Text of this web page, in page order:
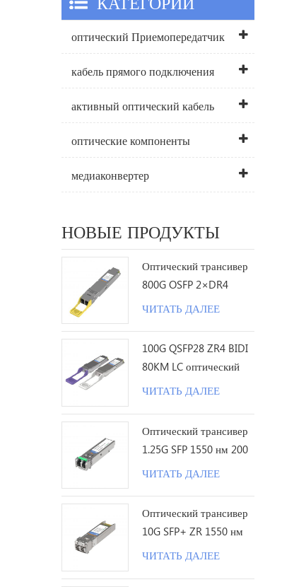
оптический Приемопередатчик
кабель прямого подключения
активный оптический кабель
оптические компоненты
медиаконвертер
НОВЫЕ ПРОДУКТЫ
Оптический трансивер
800G OSFP 2×DR4
1310nm 500M MPO12 с
ЧИТАТЬ ДАЛЕЕ
100G QSFP28 ZR4 BIDI
80KM LC оптический
трансивер
ЧИТАТЬ ДАЛЕЕ
Оптический трансивер
1.25G SFP 1550 нм 200
км LC
ЧИТАТЬ ДАЛЕЕ
Оптический трансивер
10G SFP+ ZR 1550 нм
120 км LC
ЧИТАТЬ ДАЛЕЕ